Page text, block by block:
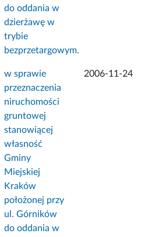
do oddania w
dzierżawę w
trybie
bezprzetargowym.
w sprawie
przeznaczenia
niruchomości
gruntowej
stanowiącej
własność
Gminy
Miejskiej
Kraków
położonej przy
ul. Górników
do oddania w
2006-11-24